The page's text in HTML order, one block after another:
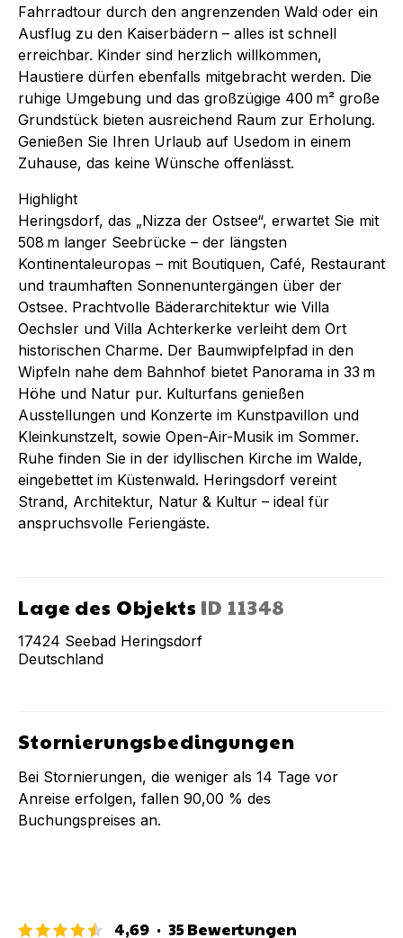
Fahrradtour durch den angrenzenden Wald oder ein
Ausflug zu den Kaiserbädern – alles ist schnell
erreichbar. Kinder sind herzlich willkommen,
Haustiere dürfen ebenfalls mitgebracht werden. Die
ruhige Umgebung und das großzügige 400 m² große
Grundstück bieten ausreichend Raum zur Erholung.
Genießen Sie Ihren Urlaub auf Usedom in einem
Zuhause, das keine Wünsche offenlässt.
Highlight
Heringsdorf, das „Nizza der Ostsee“, erwartet Sie mit
508 m langer Seebrücke – der längsten
Kontinentaleuropas – mit Boutiquen, Café, Restaurant
und traumhaften Sonnenuntergängen über der
Ostsee. Prachtvolle Bäderarchitektur wie Villa
Oechsler und Villa Achterkerke verleiht dem Ort
historischen Charme. Der Baumwipfelpfad in den
Wipfeln nahe dem Bahnhof bietet Panorama in 33 m
Höhe und Natur pur. Kulturfans genießen
Ausstellungen und Konzerte im Kunstpavillon und
Kleinkunstzelt, sowie Open-Air-Musik im Sommer.
Ruhe finden Sie in der idyllischen Kirche im Walde,
eingebettet im Küstenwald. Heringsdorf vereint
Strand, Architektur, Natur & Kultur – ideal für
anspruchsvolle Feriengäste.
Lage des Objekts ID 11348
17424 Seebad Heringsdorf
Deutschland
Stornierungsbedingungen
Bei Stornierungen, die weniger als 14 Tage vor
Anreise erfolgen, fallen 90,00 % des
Buchungspreises an.
4,69 · 35Bewertungen